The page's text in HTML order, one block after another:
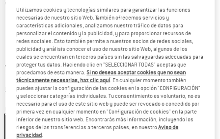
Vistas detalladas
Precio original :
49,95€
Precio:
34,97€ incl. IVA
más Gastos de envíoInformación sobre los gastos de envío. Se abre en
Color:Crystal Sky
Utilizamos cookies y tecnologías similares para garantizar las funciones
necesarias de nuestro sitio Web. También ofrecemos servicios y
características adicionales, analizamos nuestro tráfico de datos para
personalizar el contenido y la publicidad, y para proporcionar recursos de
redes sociales. Esto también permite a nuestros socios de redes sociales,
publicidad y análisis conocer el uso de nuestro sitio Web, algunos de los
cuales se encuentran en terceros países sin las salvaguardas adecuadas para
proteger tus datos. Haciendo clic en "SELECCIONAR TODAS" aceptas que
procedamos de esta manera.Si no deseas aceptar cookies que no sean
técnicamente necesarias, haz clic aquí. En cualquier momento también
puedes ajustar la configuración de las cookies en la opción "CONFIGURACIÓN"
y seleccionar categorías individuales. Tu consentimiento es voluntario, no es
necesario para el uso de este sitio web y puede ser revocado o concedido por
primera vez en cualquier momento en "Configuración de cookies" en la parte
inferior de nuestro sitio web. Encontrarás más información, incluyendo los
riesgos de las transferencias a terceros países, en nuestroAviso de
privacidad